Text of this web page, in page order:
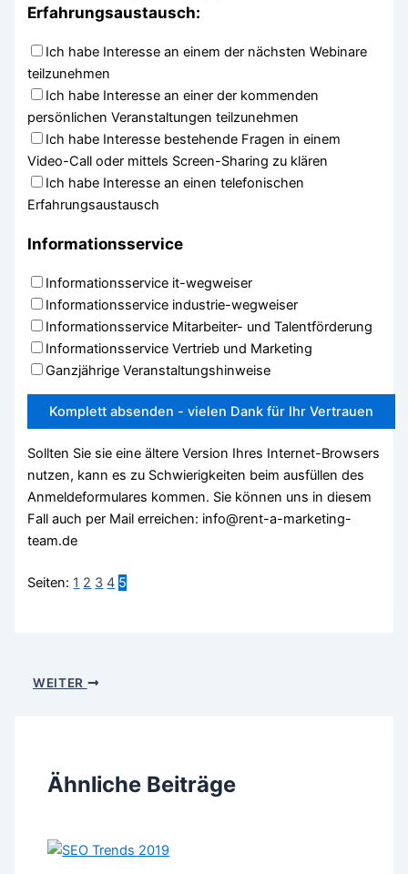
Erfahrungsaustausch:
Ich habe Interesse an einem der nächsten Webinare
teilzunehmen
Ich habe Interesse an einer der kommenden
persönlichen Veranstaltungen teilzunehmen
Ich habe Interesse bestehende Fragen in einem
Video-Call oder mittels Screen-Sharing zu klären
Ich habe Interesse an einen telefonischen
Erfahrungsaustausch
Informationsservice
Informationsservice it-wegweiser
Informationsservice industrie-wegweiser
Informationsservice Mitarbeiter- und Talentförderung
Informationsservice Vertrieb und Marketing
Ganzjährige Veranstaltungshinweise
Sollten Sie sie eine ältere Version Ihres Internet-Browsers
nutzen, kann es zu Schwierigkeiten beim ausfüllen des
Anmeldeformulares kommen. Sie können uns in diesem
Fall auch per Mail erreichen: info@rent-a-marketing-
team.de
Seiten: 1 2 3 4 5
WEITER
Ähnliche Beiträge